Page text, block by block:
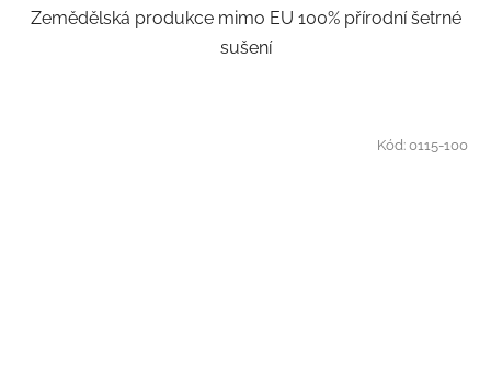
Zemědělská produkce mimo EU 100% přírodní šetrné
sušení
Kód:0115-100